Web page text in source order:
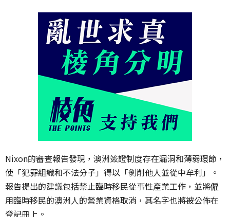
Nixon的審查報告發現，澳洲簽證制度存在漏洞和薄弱環節，
使「犯罪組織和不法分子」得以「剝削他人並從中牟利」。
報告提出的建議包括禁止臨時移民從事性產業工作，並將僱
用臨時移民的澳洲人的營業資格取消，其名字也將被公佈在
登記冊上。